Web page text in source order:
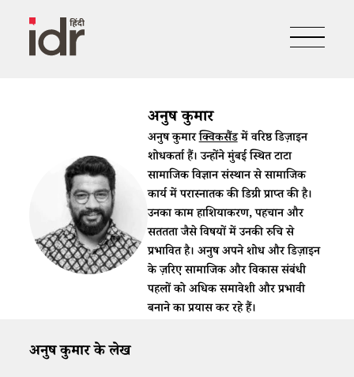
अनुष कुमार
अनुष कुमारक्विकसैंडमें वरिष्ठ डिज़ाइन
शोधकर्ता हैं। उन्होंने मुंबई स्थित टाटा
सामाजिक विज्ञान संस्थान से सामाजिक
कार्य में परास्नातक की डिग्री प्राप्त की है।
उनका काम हाशियाकरण, पहचान और
सततता जैसे विषयों में उनकी रुचि से
प्रभावित है। अनुष अपने शोध और डिज़ाइन
के ज़रिए सामाजिक और विकास संबंधी
पहलों को अधिक समावेशी और प्रभावी
बनाने का प्रयास कर रहे हैं।
अनुष कुमार के लेख